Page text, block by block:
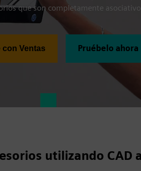
que son completamente
Ventas Pruébelo ahora
utilizando CAD